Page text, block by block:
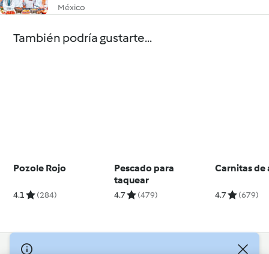
México
También podría gustarte...
Pozole Rojo
4.1 (284)
Pescado para
taquear
4.7 (479)
Carnitas de
4.7 (679)